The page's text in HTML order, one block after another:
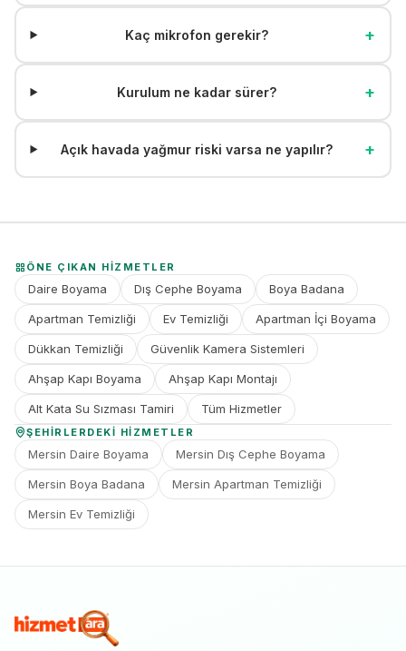
Kaç mikrofon gerekir? +
Kurulum ne kadar sürer? +
Açık havada yağmur riski varsa ne yapılır? +
ÖNE ÇIKAN HIZMETLER
Daire Boyama Dış Cephe Boyama Boya Badana
Apartman Temizliği Ev Temizliği Apartman İçi Boyama
Dükkan Temizliği Güvenlik Kamera Sistemleri
Ahşap Kapı Boyama Ahşap Kapı Montajı
Alt Kata Su Sızması Tamiri Tüm Hizmetler
ŞEHIRLERDEKI HIZMETLER
Mersin Daire Boyama Mersin Dış Cephe Boyama
Mersin Boya Badana Mersin Apartman Temizliği
Mersin Ev Temizliği